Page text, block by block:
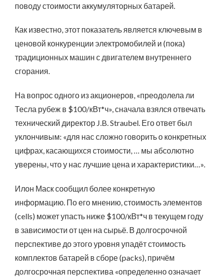
поводу стоимости аккумуляторных батарей.
Как известно, этот показатель является ключевым в
ценовой конкуренции электромобилей и (пока)
традиционных машин с двигателем внутреннего
сгорания.
На вопрос одного из акционеров, «преодолела ли
Тесла рубеж в $100/кВт*ч», сначала взялся отвечать
технический директор J.B. Straubel. Его ответ был
уклончивым: «для нас сложно говорить о конкретных
цифрах, касающихся стоимости, … мы абсолютно
уверены, что у нас лучшие цена и характеристики…».
Илон Маск сообщил более конкретную
информацию. По его мнению, стоимость элементов
(cells) может упасть ниже $100/кВт*ч в текущем году
в зависимости от цен на сырьё. В долгосрочной
перспективе до этого уровня упадёт стоимость
комплектов батарей в сборе (packs), причём
долгосрочная перспектива «определенно означает